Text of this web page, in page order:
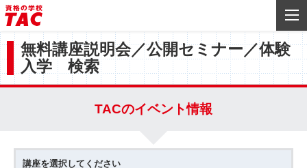
無料講座説明会／公開セミナー／体験
入学 検索
TACのイベント情報
講座を選択してください